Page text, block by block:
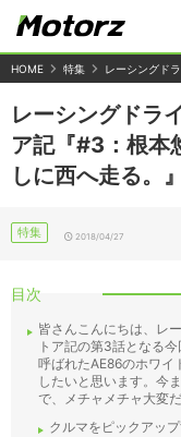
HOME 特集 レーシングド
レーシングドラ
ア記『#3：根本
しに西へ走る。』
特集 2018/04/27
目次
皆さんこんにちは、レ
トア記の第3話となる
呼ばれたAE86のホワイ
したいと思います。今
で、メチャメチャ大変
クルマをピックアッ